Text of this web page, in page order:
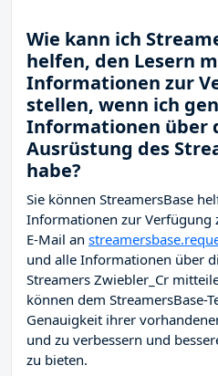
Wie kann ich
helfen, den Lesern
Informationen zur
stellen, wenn ich
Informationen über
Ausrüstung des
habe?
Sie können StreamersBase
Informationen zur Verfügung
E-Mail an
und alle Informationen über
Streamers Zwiebler_Cr
können dem StreamersBase-
Genauigkeit ihrer
und zu verbessern und
zu bieten.